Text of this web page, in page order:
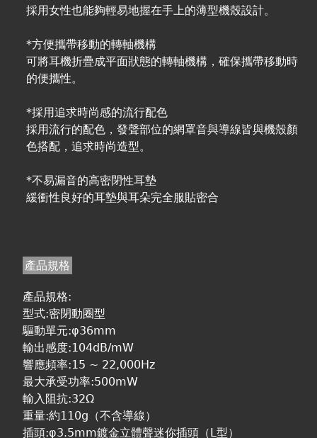
採用女性也能夠輕易地握在手上的薄型機殼設計。
*方便攜帶移動的轉軸機構
可將耳機折疊成平面狀態的轉軸機構，確保攜帶移動時
的便攜性。
*採用追求時尚感的流行配色
採用流行的配色，發聲部位的網罩音與導線皆與機殼顏
色搭配，追求時尚造型。
*不易漏音的高密閉性耳墊
緩衝性良好的耳墊與耳朵完全服貼密合
產品規格
產品規格:
型式:密閉動圈型
驅動單元:φ36mm
輸出感度:104dB/mW
響應頻率:15 ~ 22,000Hz
最大承受功率:500mW
輸入阻抗:32Ω
重量:約110g（不含導線）
插頭:φ3.5mm鍍金立體聲迷你插頭（L型）